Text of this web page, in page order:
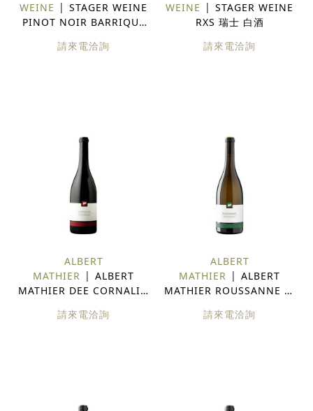
WEINE
STAGER WEINE
PINOT NOIR BARRIQUE
請來電洽詢
WEINE
STAGER WEINE
RXS 瑞士 白酒
請來電洽詢
ALBERT
MATHIER
ALBERT
MATHIER DEE CORNALIN
請來電洽詢
ALBERT
MATHIER
ALBERT
MATHIER ROUSSANNE 瑞
請來電洽詢